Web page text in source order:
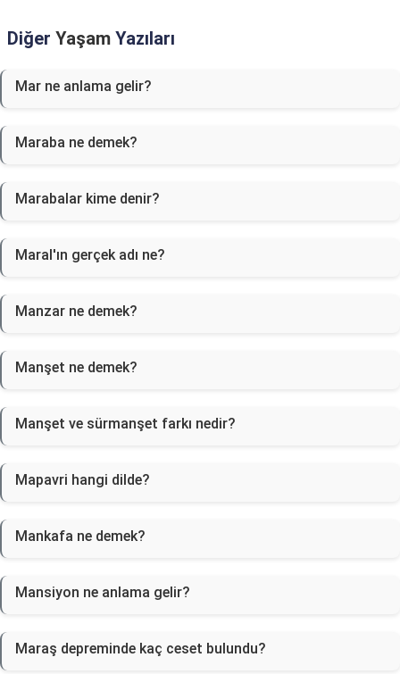
Diğer Yaşam Yazıları
Mar ne anlama gelir?
Maraba ne demek?
Marabalar kime denir?
Maral'ın gerçek adı ne?
Manzar ne demek?
Manşet ne demek?
Manşet ve sürmanşet farkı nedir?
Mapavri hangi dilde?
Mankafa ne demek?
Mansiyon ne anlama gelir?
Maraş depreminde kaç ceset bulundu?